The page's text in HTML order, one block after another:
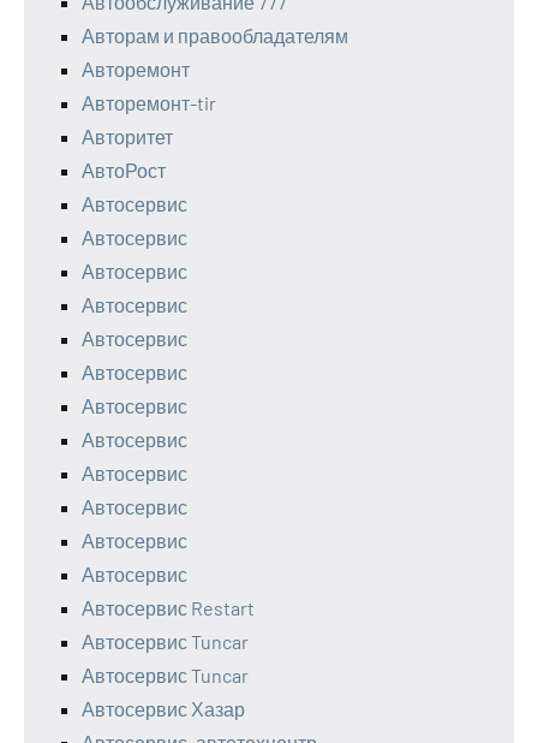
Авторам и правообладателям
Авторемонт
Авторемонт-tir
Авторитет
АвтоРост
Автосервис
Автосервис
Автосервис
Автосервис
Автосервис
Автосервис
Автосервис
Автосервис
Автосервис
Автосервис
Автосервис
Автосервис
Автосервис Restart
Автосервис Tuncar
Автосервис Tuncar
Автосервис Хазар